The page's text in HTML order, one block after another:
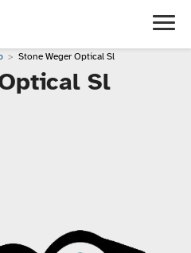
Stone Weger Optical Sl
Sl